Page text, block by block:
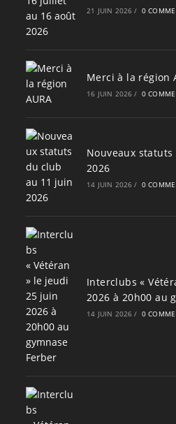
21 JUIN 2026 / 0
Merci à la région
16 JUIN 2026 / 0
Nouveaux
2026
14 JUIN 2026 / 0
Interclubs «
2026 à 20h00 au
14 JUIN 2026 / 0